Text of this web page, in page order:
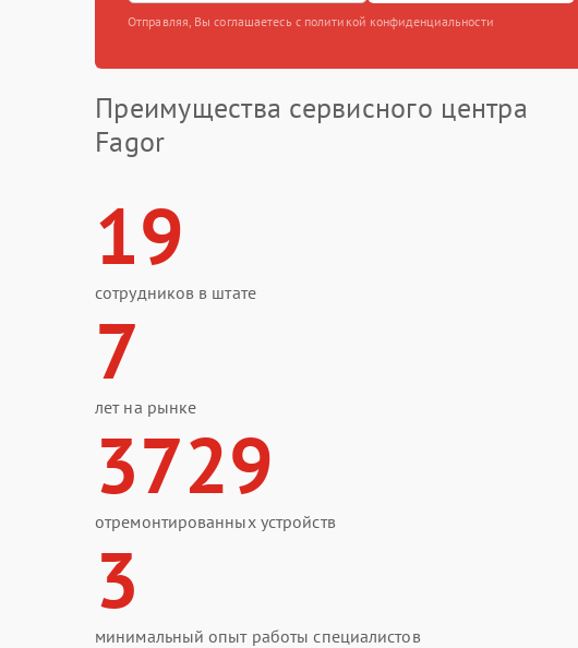
Отправляя, Вы соглашаетесь с политикой конфиденциальности
Преимущества сервисного центра
Fagor
19
сотрудников в штате
7
лет на рынке
3729
отремонтированных устройств
3
минимальный опыт работы специалистов